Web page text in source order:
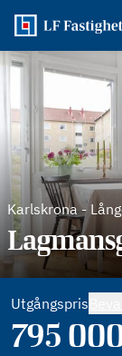
Karlskrona-
Utgångspris
795